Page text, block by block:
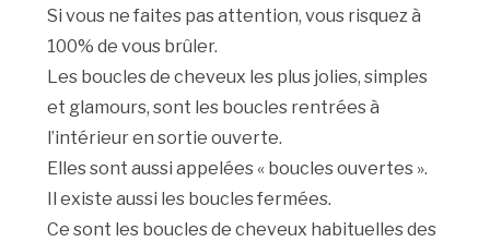
Si vous ne faites pas attention, vous risquez à
100% de vous brûler.
Les boucles de cheveux les plus jolies, simples
et glamours, sont les boucles rentrées à
l’intérieur en sortie ouverte.
Elles sont aussi appelées « boucles ouvertes ».
Il existe aussi les boucles fermées.
Ce sont les boucles de cheveux habituelles des